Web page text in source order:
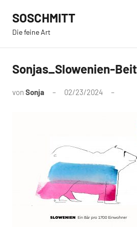
Inhalt
springen
SOSCHMITT
Die feine Art
Sonjas_Slowenien-
von Sonja 02/23/2024